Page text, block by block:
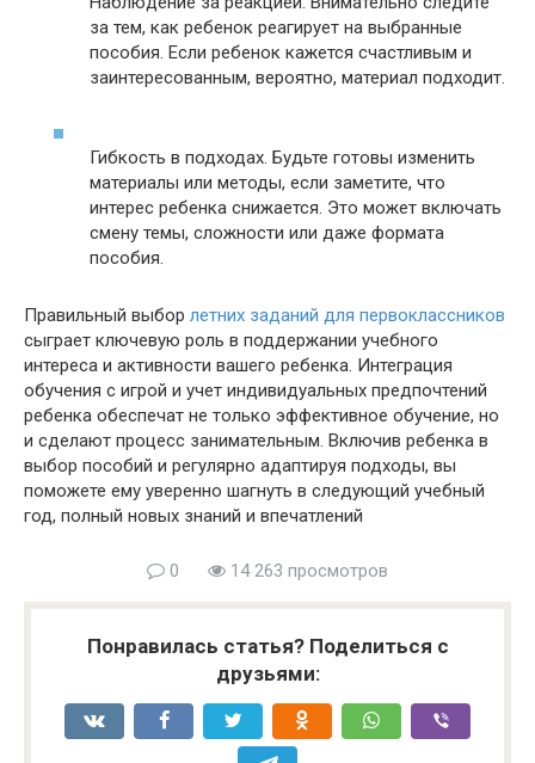
за тем, как ребенок реагирует на выбранные
пособия. Если ребенок кажется счастливым и
заинтересованным, вероятно, материал подходит.
Гибкость в подходах. Будьте готовы изменить
материалы или методы, если заметите, что
интерес ребенка снижается. Это может включать
смену темы, сложности или даже формата
пособия.
Правильный выбор летних заданий для первоклассников
сыграет ключевую роль в поддержании учебного
интереса и активности вашего ребенка. Интеграция
обучения с игрой и учет индивидуальных предпочтений
ребенка обеспечат не только эффективное обучение, но
и сделают процесс занимательным. Включив ребенка в
выбор пособий и регулярно адаптируя подходы, вы
поможете ему уверенно шагнуть в следующий учебный
год, полный новых знаний и впечатлений
0 14 263 просмотров
Понравилась статья? Поделиться с
друзьями: